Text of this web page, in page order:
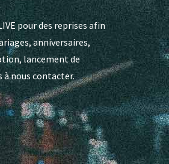
pour des reprises afin
anniversaires,
lancement de
à nous contacter.